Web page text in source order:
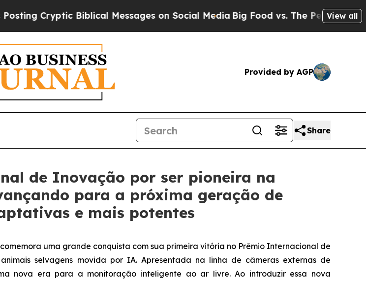
Biblical Messages on Social Media Big Food vs. The People. Big Food’s
View all
Provided by AGP
Share
de Inovação por ser pioneira na
para a próxima geração de
e mais potentes
comemora uma grande conquista com sua primeira vitória no Prêmio Internacional de
selvagens movida por IA. Apresentada na linha de câmeras externas de
nova era para a monitoração inteligente ao ar livre. Ao introduzir essa nova